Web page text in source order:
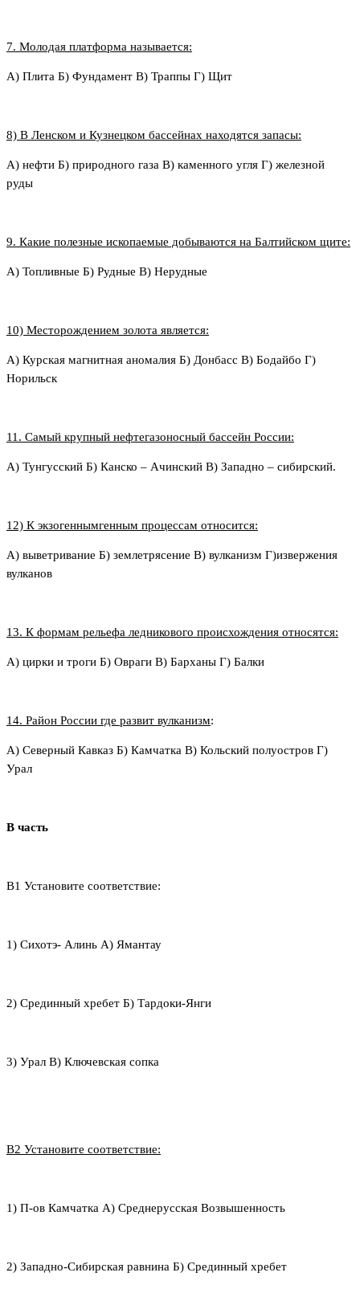
7. Молодая платформа называется:
А) Плита Б) Фундамент В) Траппы Г) Щит
8) В Ленском и Кузнецком бассейнах находятся запасы:
А) нефти Б) природного газа В) каменного угля Г) железной
руды
9. Какие полезные ископаемые добываются на Балтийском щите:
А) Топливные Б) Рудные В) Нерудные
10) Месторождением золота является:
А) Курская магнитная аномалия Б) Донбасс В) Бодайбо Г)
Норильск
11. Самый крупный нефтегазоносный бассейн России:
А) Тунгусский Б) Канско – Ачинский В) Западно – сибирский.
12) К экзогеннымгенным процессам относится:
А) выветривание Б) землетрясение В) вулканизм Г)извержения
вулканов
13. К формам рельефа ледникового происхождения относятся:
А) цирки и троги Б) Овраги В) Барханы Г) Балки
14. Район России где развит вулканизм:
А) Северный Кавказ Б) Камчатка В) Кольский полуостров Г)
Урал
В часть
В1 Установите соответствие:
1) Сихотэ- Алинь А) Ямантау
2) Срединный хребет Б) Тардоки-Янги
3) Урал В) Ключевская сопка
В2 Установите соответствие:
1) П-ов Камчатка А) Среднерусская Возвышенность
2) Западно-Сибирская равнина Б) Срединный хребет